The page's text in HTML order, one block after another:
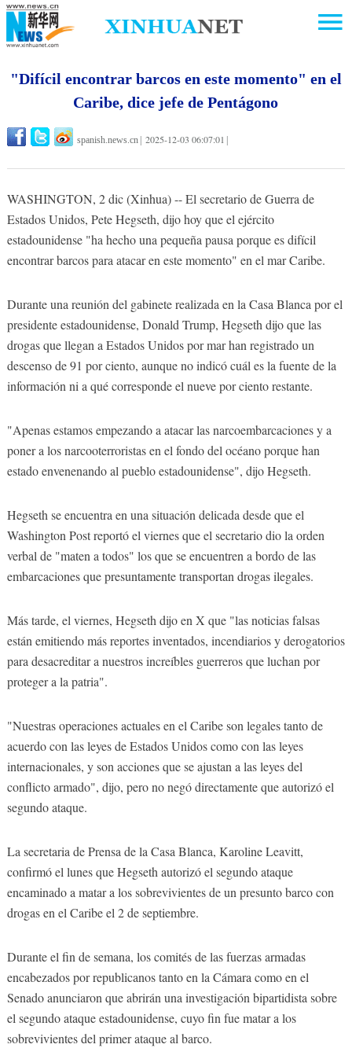
"Difícil encontrar barcos en este momento" en el
Caribe, dice jefe de Pentágono
spanish.news.cn 2025-12-03 06:07:01
WASHINGTON, 2 dic (Xinhua) -- El secretario de Guerra de
Estados Unidos, Pete Hegseth, dijo hoy que el ejército
estadounidense "ha hecho una pequeña pausa porque es difícil
encontrar barcos para atacar en este momento" en el mar Caribe.
Durante una reunión del gabinete realizada en la Casa Blanca por el
presidente estadounidense, Donald Trump, Hegseth dijo que las
drogas que llegan a Estados Unidos por mar han registrado un
descenso de 91 por ciento, aunque no indicó cuál es la fuente de la
información ni a qué corresponde el nueve por ciento restante.
"Apenas estamos empezando a atacar las narcoembarcaciones y a
poner a los narcooterroristas en el fondo del océano porque han
estado envenenando al pueblo estadounidense", dijo Hegseth.
Hegseth se encuentra en una situación delicada desde que el
Washington Post reportó el viernes que el secretario dio la orden
verbal de "maten a todos" los que se encuentren a bordo de las
embarcaciones que presuntamente transportan drogas ilegales.
Más tarde, el viernes, Hegseth dijo en X que "las noticias falsas
están emitiendo más reportes inventados, incendiarios y derogatorios
para desacreditar a nuestros increíbles guerreros que luchan por
proteger a la patria".
"Nuestras operaciones actuales en el Caribe son legales tanto de
acuerdo con las leyes de Estados Unidos como con las leyes
internacionales, y son acciones que se ajustan a las leyes del
conflicto armado", dijo, pero no negó directamente que autorizó el
segundo ataque.
La secretaria de Prensa de la Casa Blanca, Karoline Leavitt,
confirmó el lunes que Hegseth autorizó el segundo ataque
encaminado a matar a los sobrevivientes de un presunto barco con
drogas en el Caribe el 2 de septiembre.
Durante el fin de semana, los comités de las fuerzas armadas
encabezados por republicanos tanto en la Cámara como en el
Senado anunciaron que abrirán una investigación bipartidista sobre
el segundo ataque estadounidense, cuyo fin fue matar a los
sobrevivientes del primer ataque al barco.